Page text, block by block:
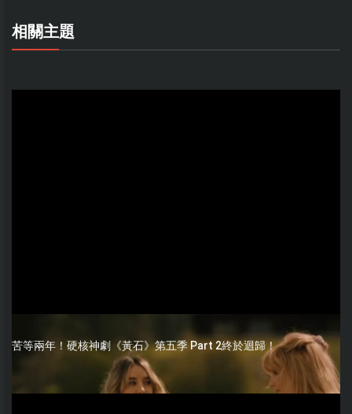
相關主題
苦等兩年！硬核神劇《黃石》第五季 Part 2終於迴歸！